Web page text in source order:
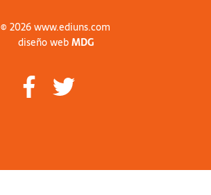
© 2026 www.ediuns.com
diseño webMDG